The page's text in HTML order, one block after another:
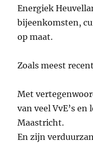
Energiek
bijeenkomsten,
op maat.
Zoals meest
Met
van veel VvE’s
Maastricht.
En zijn